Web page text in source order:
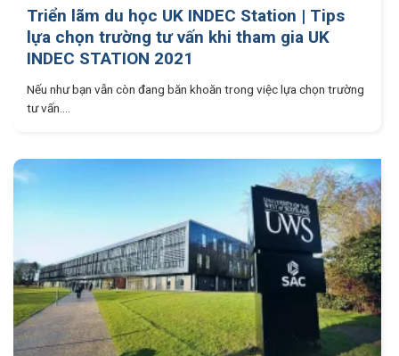
Triển lãm du học UK INDEC Station | Tips
lựa chọn trường tư vấn khi tham gia UK
INDEC STATION 2021
Nếu như bạn vẫn còn đang băn khoăn trong việc lựa chọn trường
tư vấn....